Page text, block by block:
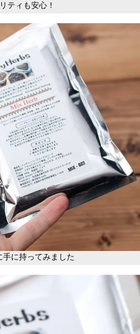
ティも安心！
に持ってみました